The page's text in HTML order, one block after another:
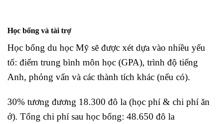
Học bổng và tài trợ
Học bổng du học Mỹ sẽ được xét dựa vào nhiều yếu
tố: điểm trung bình môn học (GPA), trình độ tiếng
Anh, phỏng vấn và các thành tích khác (nếu có).
30% tương đương 18.300 đô la (học phí & chi phí ăn
ở). Tổng chi phí sau học bổng: 48.650 đô la